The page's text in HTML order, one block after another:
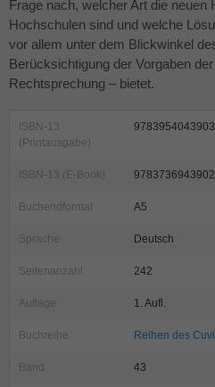
Frage nach, welcher Art die neuen
Hochschulen sind und welche
vor allem unter dem Blickwinkel
Berücksichtigung der Vorgaben
Rechtsprechung – bietet.
ISBN-13
(Printausgabe)
9783954043903
ISBN-13 (E-Book) 9783736943902
Buchendformat A5
Sprache Deutsch
Seitenanzahl 242
Auflage 1. Aufl.
Buchreihe Reihen des
Band 43